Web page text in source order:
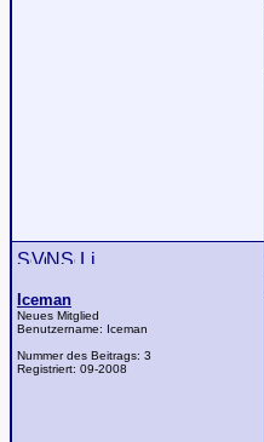
Iceman
Neues Mitglied
Benutzername: Iceman
Nummer des Beitrags: 3
Registriert: 09-2008